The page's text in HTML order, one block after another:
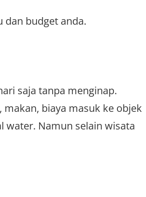
dan budget anda.
saja tanpa menginap.
biaya masuk ke objek
water. Namun selain wisata